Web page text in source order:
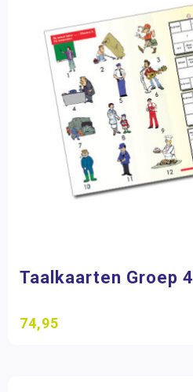
Taalkaarten Groep 4
74,95